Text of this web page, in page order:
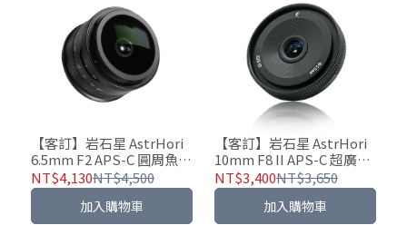
【客訂】岩石星 AstrHori
6.5mm F2 APS-C 圓周魚眼
鏡頭 192°超廣視角
NT$4,130NT$4,500
加入購物車
【客訂】岩石星 AstrHori
10mm F8 II APS-C 超廣角
魚眼鏡頭
NT$3,400NT$3,650
加入購物車